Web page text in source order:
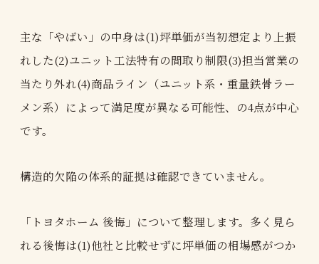
主な「やばい」の中身は(1)坪単価が当初想定より上振
れした(2)ユニット工法特有の間取り制限(3)担当営業の
当たり外れ(4)商品ライン（ユニット系・重量鉄骨ラー
メン系）によって満足度が異なる可能性、の4点が中心
です。
構造的欠陥の体系的証拠は確認できていません。
「トヨタホーム 後悔」について整理します。多く見ら
れる後悔は(1)他社と比較せずに坪単価の相場感がつか